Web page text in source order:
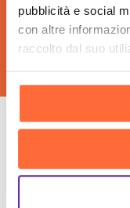
pubblicità e social
con altre
raccolto dal suo
Le